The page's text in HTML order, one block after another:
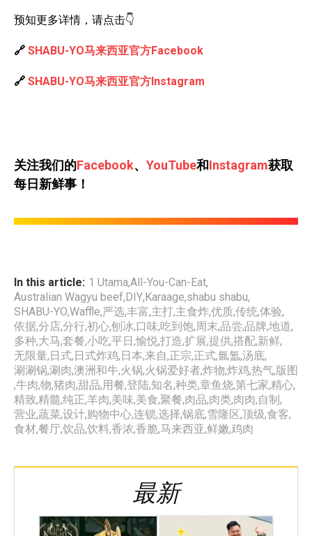
预知更多详情，请点击👇
🔗 SHABU-YO马来西亚官方Facebook
🔗 SHABU-YO马来西亚官方Instagram
关注我们的Facebook、 YouTube和Instagram获取
每日新鲜事！
In this article: 1 Utama,All-You-Can-Eat,
Australian Wagyu beef,DIY,Karaage,shabu shabu,
SHABU-YO,Waffle,严选,丰富,主打,主食炸,优质,传统,体验,
依据,分店,分行,初心,刨冰,口味,吃到饱,周末,品尝,品牌,地道,
多种,大马,套餐,小吃,平日,愉悦,打造,扩展,提供,搭配,新鲜,
无限量,日式,日式炸鸡,日本,来自,正宗,正式,氤氲,汤底,
涮涮锅,涮肉,澳洲和牛,火锅,火锅爱好者,炸物,炸鸡,热气,版图
,牛肉,物,猪肉,甜品,用餐,登陆,知名,种类,章鱼烧,第七家,精心,
精致,精髓,纯正,羊肉,美味,美食,聚餐,肉品,肉类,肉肉,自制,
营业,蔬菜,设计,购物中心,连锁,选择,锅底,雪隆区,顶级,食客,
食材,餐厅,饮品,饮料,香浓,香脆,马来西亚,鲜嫩,鸡肉
最新